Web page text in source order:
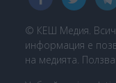
© КЕШ Медия.
информация е
на медията.